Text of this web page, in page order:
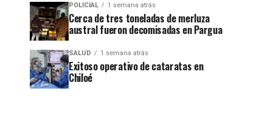
POLICIAL 1 semana atrás
Cerca de tres toneladas de merluza
austral fueron decomisadas en Pargua
SALUD 1 semana atrás
Exitoso operativo de cataratas en
Chiloé